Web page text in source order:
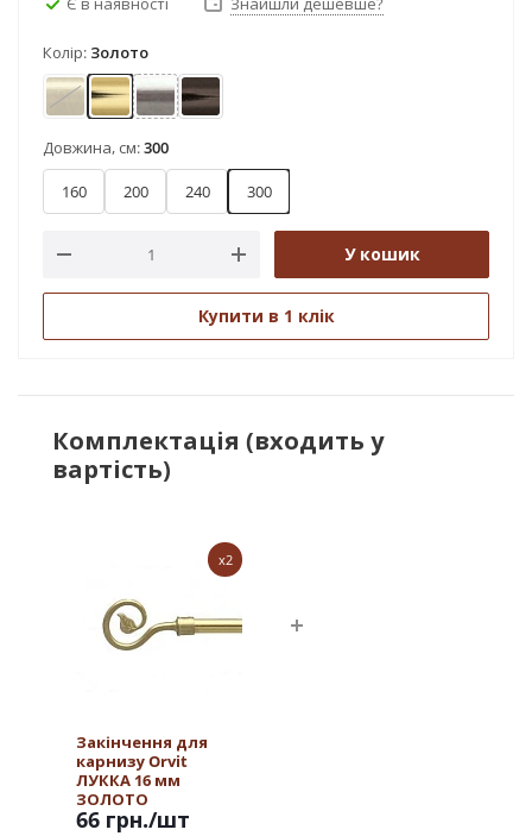
Колір: Золото
АнтикЗолотоНержавіюча сталь
Онікс
Довжина, см:300
160 200 240 300
У кошик
Купити в 1 клік
Комплектація (входить у
вартість)
x2
Закінчення для
карнизу Orvit
ЛУККА 16 мм
ЗОЛОТО
66 грн./шт